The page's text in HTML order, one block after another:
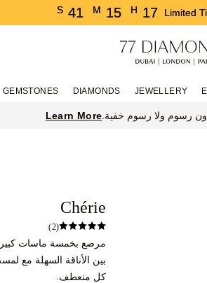
Limited
17
H
15
M
41
S
JEWELLERY
DIAMONDS
GEMSTONES
رسوم ولا رسوم خفية. Learn More
Chérie
(2)
بين الأناقة السهلة مع
كل منعطف.